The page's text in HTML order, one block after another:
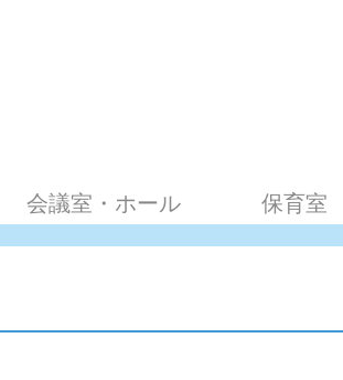
会議室・ホール 保育室